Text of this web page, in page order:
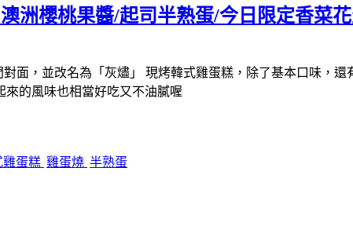
洲櫻桃果醬/起司半熟蛋/今日限定香菜
面，並改名為「灰燼」 現烤韓式雞蛋糕，除了基本口味，
來的風味也相當好吃又不油膩喔
雞蛋糕 雞蛋燒 半熟蛋